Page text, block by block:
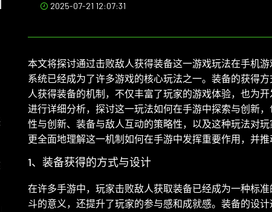
2025-07-21 12:07:31
本文将探讨通过击败敌人获得装备这一游戏玩法在手机
系统已经成为了许多游戏的核心玩法之一。装备的获得
人获得装备的机制，不仅丰富了玩家的游戏体验，也为
进行详细分析，探讨这一玩法如何在手游中探索与创新
性与创新、装备与敌人互动的策略性，以及这种玩法对
更全面地理解这一机制如何在手游中发挥重要作用，并推
1、装备获得的方式与设计
在许多手游中，玩家击败敌人获取装备已经成为一种标
斗的意义，还提升了玩家的参与感和成就感。装备的设